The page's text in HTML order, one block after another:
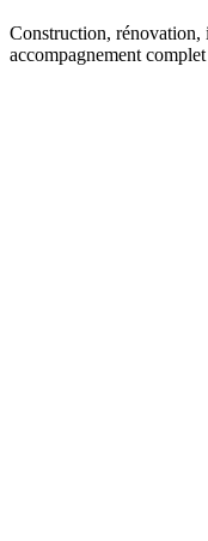
Construction, rénovation,
accompagnement